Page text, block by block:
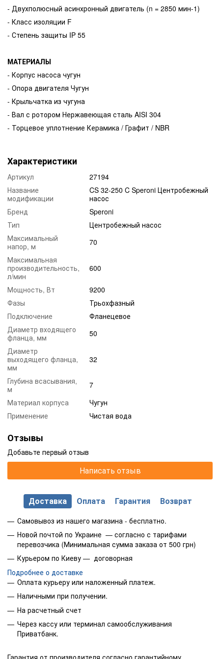
- Двухполюсный асинхронный двигатель (n = 2850 мин-1)
- Класс изоляции F
- Степень защиты IP 55
МАТЕРИАЛЫ
- Корпус насоса чугун
- Опора двигателя Чугун
- Крыльчатка из чугуна
- Вал с ротором Нержавеющая сталь AISI 304
- Торцевое уплотнение Керамика / Графит / NBR
Характеристики
Артикул
27194
Название
модификации
CS 32-250 C Speroni Центробежный
насос
Бренд
Speroni
Тип
Центробежный насос
Максимальный
напор, м
70
Максимальная
производительность,
л/мин
600
Мощность, Вт
9200
Фазы
Трьохфазный
Подключение
Фланецевое
Диаметр входящего
фланца, мм
50
Диаметр
выходящего фланца,
мм
32
Глубина всасывания,
м
7
Материал корпуса
Чугун
Применение
Чистая вода
Отзывы
Добавьте первый отзыв
Написать отзыв
Доставка Оплата Гарантия Возврат
Самовывоз из нашего магазина - бесплатно.
Новой почтой по Украине — согласно с тарифами
перевозчика (Минимальная сумма заказа от 500 грн)
Курьером по Киеву — договорная
Подробнее о доставке
Оплата курьеру или наложенный платеж.
Наличными при получении.
На расчетный счет
Через кассу или терминал самообслуживания
Приватбанк.